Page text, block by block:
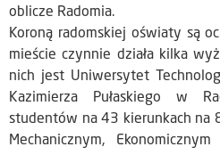
oblicze Radomia.
Koroną radomskiej oświaty są
mieście czynnie działa kilka
nich jest Uniwersytet
Kazimierza Pułaskiego w
studentów na 43 kierunkach na
Mechanicznym,